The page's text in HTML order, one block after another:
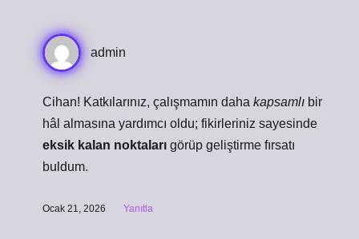
admin
Cihan! Katkılarınız, çalışmamın daha kapsamlı bir
hâl almasına yardımcı oldu; fikirleriniz sayesinde
eksik kalan noktaları görüp geliştirme fırsatı
buldum.
Ocak 21, 2026 Yanıtla